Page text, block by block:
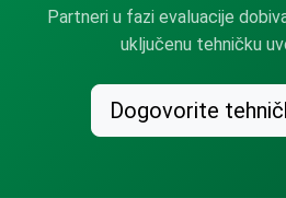
Partneri u fazi evaluacije
uključenu tehničku
Dogovorite